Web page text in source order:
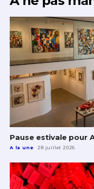
Pause estivale pour
A la une 28 juillet 2026